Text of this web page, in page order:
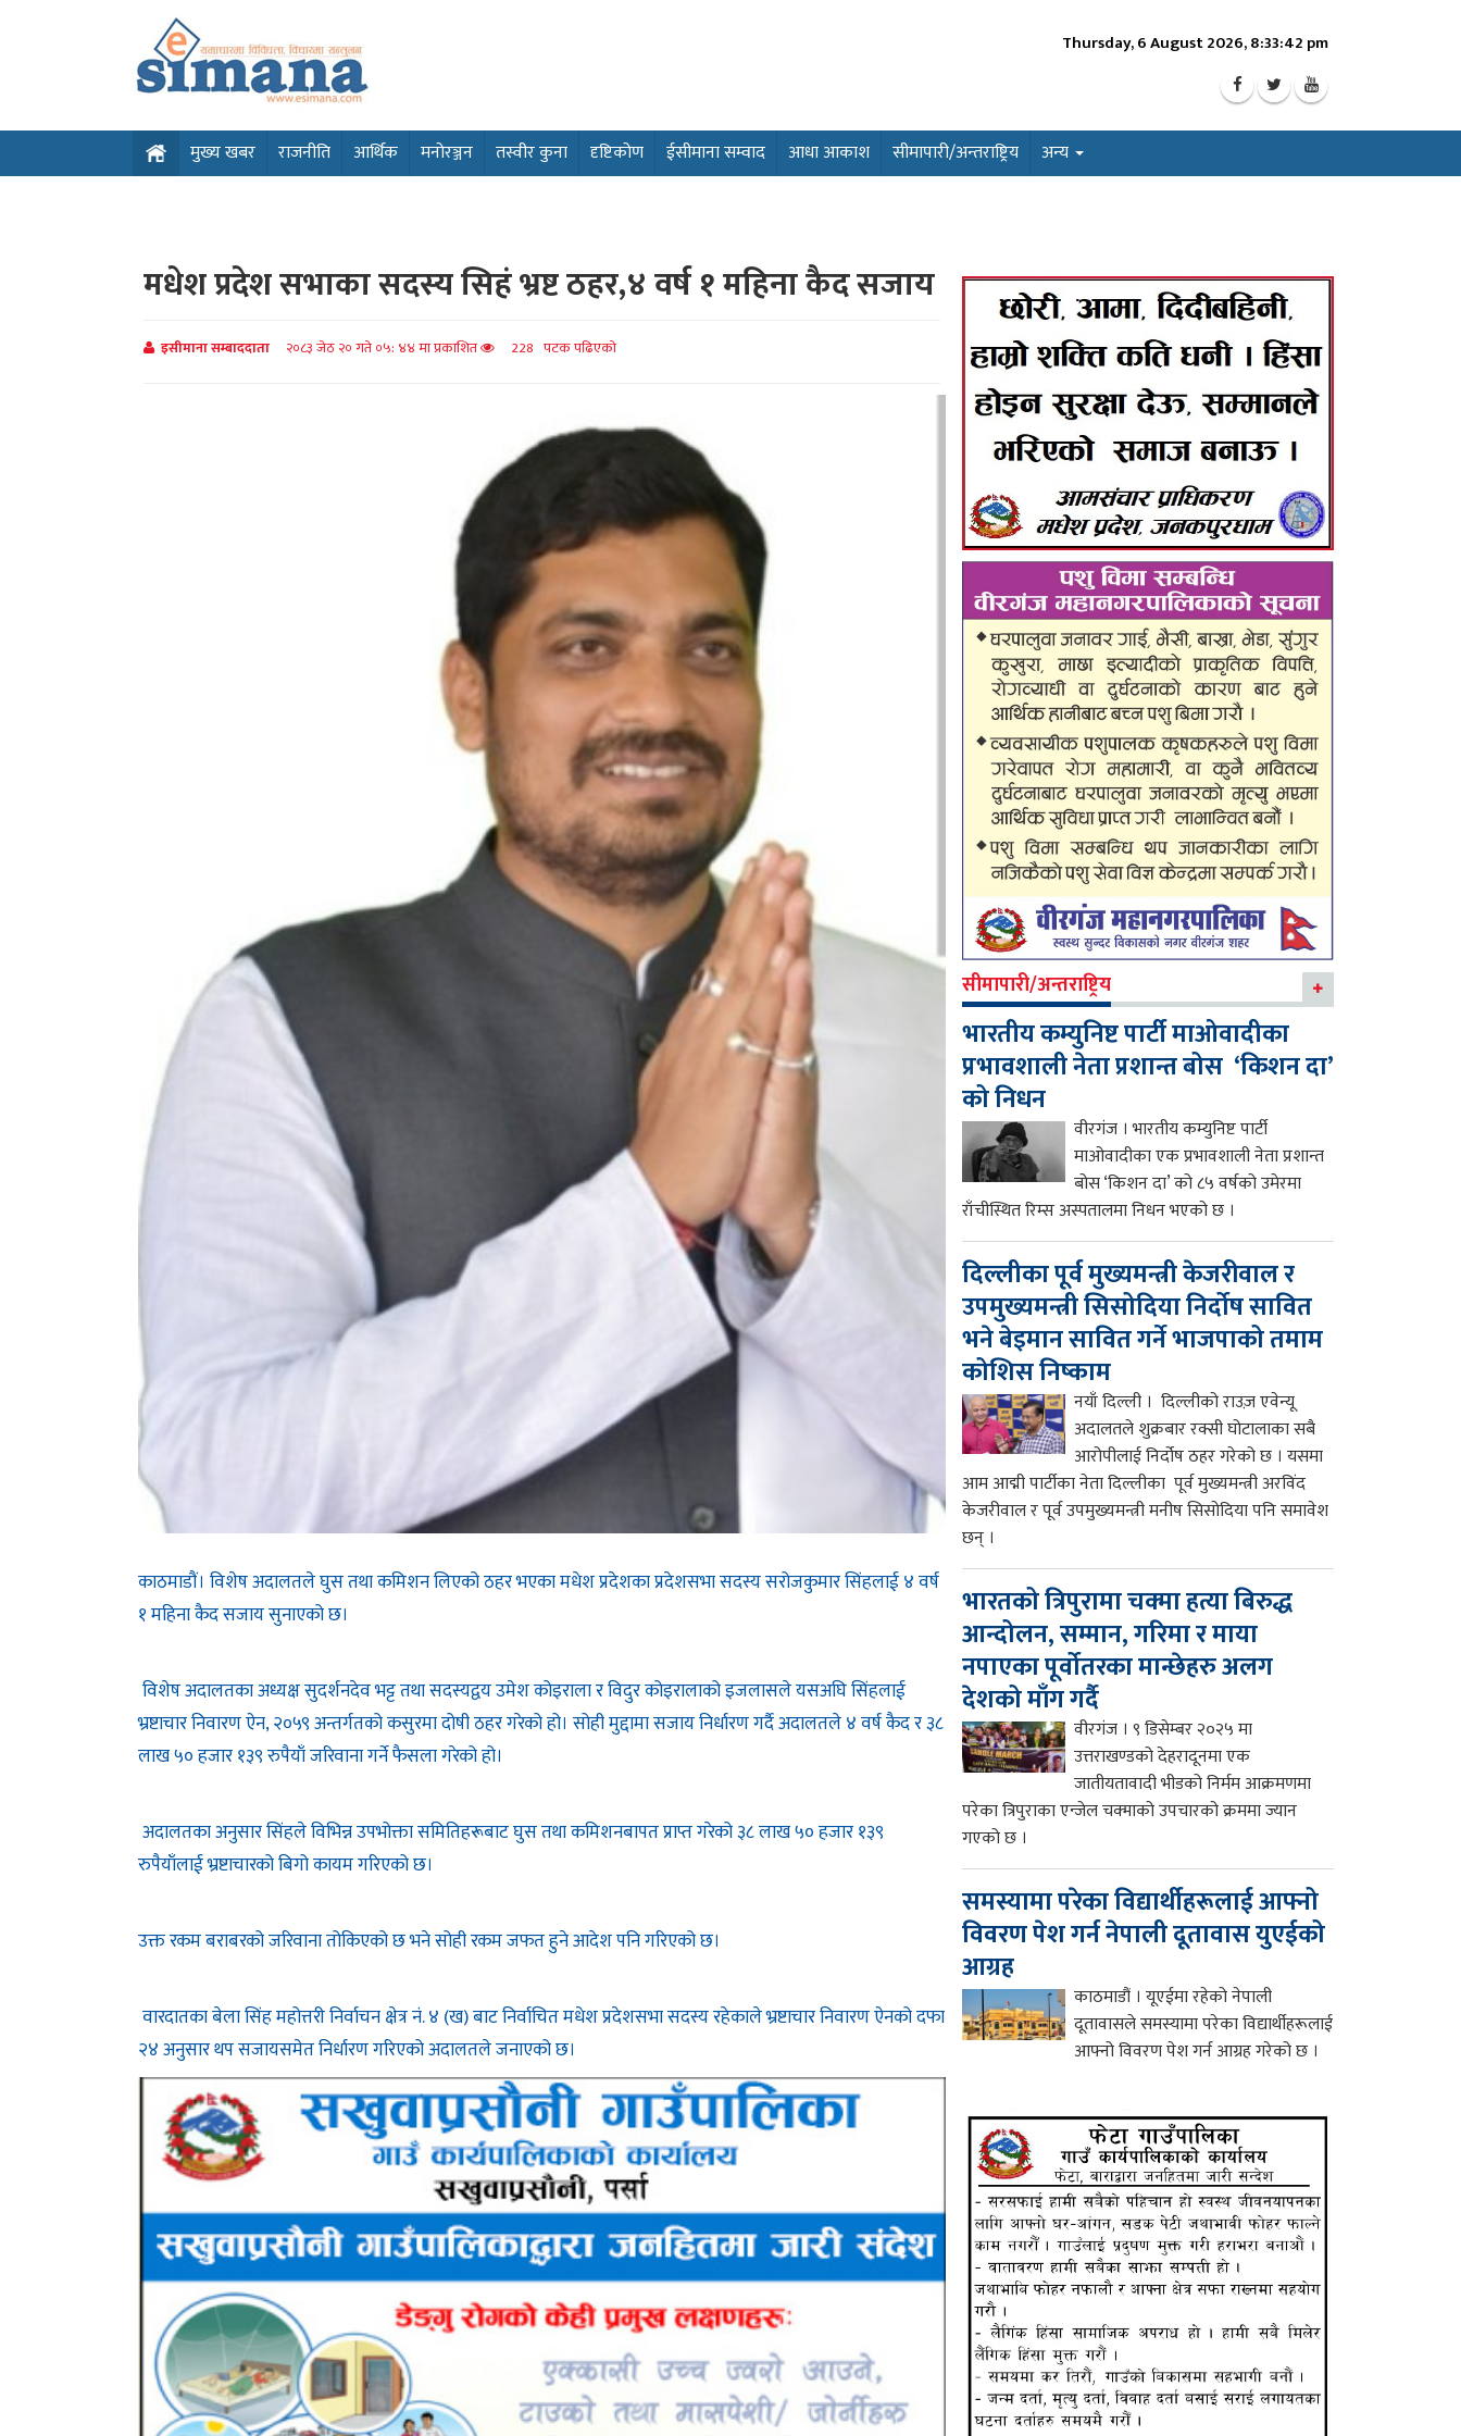
Thursday, 6 August 2026, 8:33:44 pm
मुख्य खबर राजनीति आर्थिक मनोरञ्जन तस्वीर कुना दृष्टिकोण ईसीमाना सम्वाद आधा आकाश सीमापारी/अन्तराष्ट्रिय अन्य
मधेश प्रदेश सभाका सदस्य सिहं भ्रष्ट ठहर,४ वर्ष १ महिना कैद सजाय
इसीमाना सम्बाददाता २०८३ जेठ २० गते ०५: ४४ मा प्रकाशित 228 पटक पढिएको
काठमाडौं। विशेष अदालतले घुस तथा कमिशन लिएको ठहर भएका मधेश प्रदेशका प्रदेशसभा सदस्य सरोजकुमार सिंहलाई ४ वर्ष
१ महिना कैद सजाय सुनाएको छ।
विशेष अदालतका अध्यक्ष सुदर्शनदेव भट्ट तथा सदस्यद्वय उमेश कोइराला र विदुर कोइरालाको इजलासले यसअघि सिंहलाई
भ्रष्टाचार निवारण ऐन, २०५९ अन्तर्गतको कसुरमा दोषी ठहर गरेको हो। सोही मुद्दामा सजाय निर्धारण गर्दै अदालतले ४ वर्ष कैद र ३८
लाख ५० हजार १३९ रुपैयाँ जरिवाना गर्ने फैसला गरेको हो।
अदालतका अनुसार सिंहले विभिन्न उपभोक्ता समितिहरूबाट घुस तथा कमिशनबापत प्राप्त गरेको ३८ लाख ५० हजार १३९
रुपैयाँलाई भ्रष्टाचारको बिगो कायम गरिएको छ।
उक्त रकम बराबरको जरिवाना तोकिएको छ भने सोही रकम जफत हुने आदेश पनि गरिएको छ।
वारदातका बेला सिंह महोत्तरी निर्वाचन क्षेत्र नं. ४ (ख) बाट निर्वाचित मधेश प्रदेशसभा सदस्य रहेकाले भ्रष्टाचार निवारण ऐनको दफा
२४ अनुसार थप सजायसमेत निर्धारण गरिएको अदालतले जनाएको छ।
सीमापारी/अन्तराष्ट्रिय
भारतीय कम्युनिष्ट पार्टी माओवादीका
प्रभावशाली नेता प्रशान्त बोस ‘किशन दा’
को निधन
वीरगंज । भारतीय कम्युनिष्ट पार्टी
माओवादीका एक प्रभावशाली नेता प्रशान्त
बोस ‘किशन दा’ को ८५ वर्षको उमेरमा
राँचीस्थित रिम्स अस्पतालमा निधन भएको छ ।
दिल्लीका पूर्व मुख्यमन्त्री केजरीवाल र
उपमुख्यमन्त्री सिसोदिया निर्दोष सावित
भने बेइमान सावित गर्ने भाजपाको तमाम
कोशिस निष्काम
नयाँ दिल्ली । दिल्लीको राउज़ एवेन्यू
अदालतले शुक्रबार रक्सी घोटालाका सबै
आरोपीलाई निर्दोष ठहर गरेको छ । यसमा
आम आद्मी पार्टीका नेता दिल्लीका पूर्व मुख्यमन्त्री अरविंद
केजरीवाल र पूर्व उपमुख्यमन्त्री मनीष सिसोदिया पनि समावेश
छन् ।
भारतको त्रिपुरामा चक्मा हत्या बिरुद्ध
आन्दोलन, सम्मान, गरिमा र माया
नपाएका पूर्वोतरका मान्छेहरु अलग
देशको माँग गर्दै
वीरगंज । ९ डिसेम्बर २०२५ मा
उत्तराखण्डको देहरादूनमा एक
जातीयतावादी भीडको निर्मम आक्रमणमा
परेका त्रिपुराका एन्जेल चक्माको उपचारको क्रममा ज्यान
गएको छ ।
समस्यामा परेका विद्यार्थीहरूलाई आफ्नो
विवरण पेश गर्न नेपाली दूतावास युएईको
आग्रह
काठमाडौं । यूएईमा रहेको नेपाली
दूतावासले समस्यामा परेका विद्यार्थीहरूलाई
आफ्नो विवरण पेश गर्न आग्रह गरेको छ ।